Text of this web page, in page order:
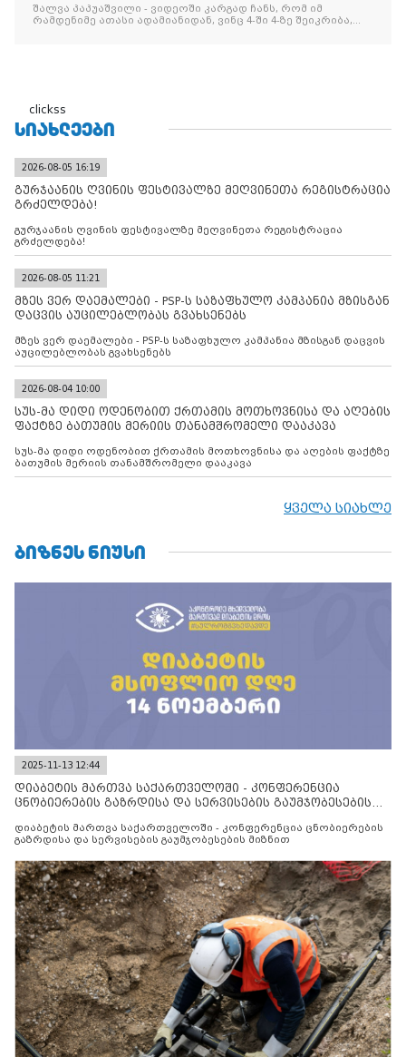
შალვა პაპუაშვილი - ვიდეოში კარგად ჩანს, რომ იმ
რამდენიმე ათასი ადამიანიდან, ვინც 4-ში 4-ზე შეიკრიბა,
clickss
ᲡᲘᲐᲮᲚᲔᲔᲑᲘ
2026-08-05 16:19
გურჯაანის ღვინის ფესტივალზე მეღვინეთა რეგისტრაცია
გრძელდება!
გურჯაანის ღვინის ფესტივალზე მეღვინეთა რეგისტრაცია
გრძელდება!
2026-08-05 11:21
მზეს ვერ დაემალები - PSP-ს საზაფხულო კამპანია მზისგან
დაცვის აუცილებლობას გვახსენებს
მზეს ვერ დაემალები - PSP-ს საზაფხულო კამპანია მზისგან დაცვის
აუცილებლობას გვახსენებს
2026-08-04 10:00
სუს-მა დიდი ოდენობით ქრთამის მოთხოვნისა და აღების
ფაქტზე ბათუმის მერიის თანამშრომელი დააკავა
სუს-მა დიდი ოდენობით ქრთამის მოთხოვნისა და აღების ფაქტზე
ბათუმის მერიის თანამშრომელი დააკავა
ყველა სიახლე
ᲑᲘᲖᲜᲔᲡ ᲜᲘᲣᲡᲘ
2025-11-13 12:44
დიაბეტის მართვა საქართველოში - კონფერენცია
ცნობიერების გაზრდისა და სერვისების გაუმჯობესების
დიაბეტის მართვა საქართველოში - კონფერენცია ცნობიერების
გაზრდისა და სერვისების გაუმჯობესების მიზნით